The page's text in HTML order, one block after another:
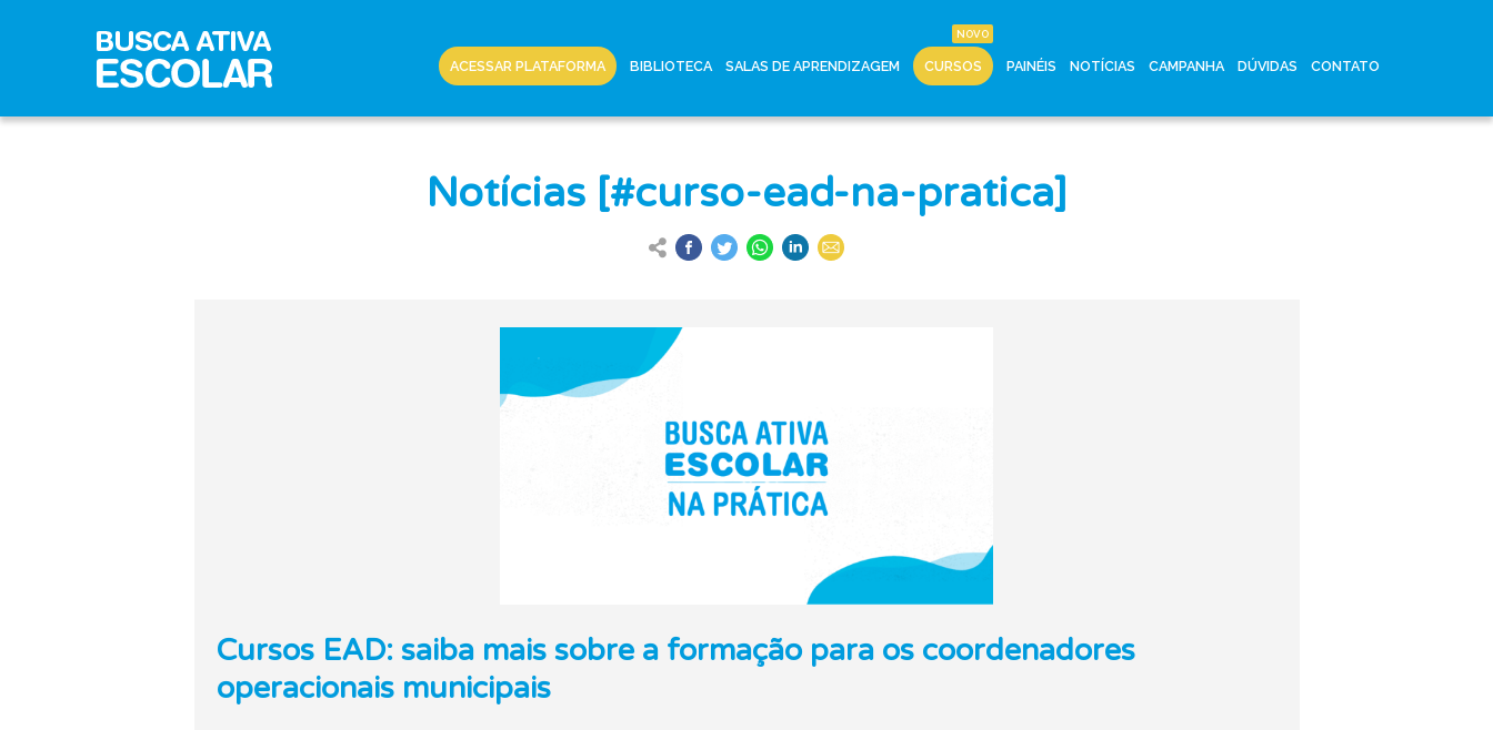
ACESSAR PLATAFORMA BIBLIOTECA SALAS DE APRENDIZAGEM CURSOS PAINÉIS NOTÍCIAS CAMPANHA DÚVIDAS CONTATO
Notícias [#curso-ead-na-pratica]
Cursos EAD: saiba mais sobre a formação para os coordenadores
operacionais municipais